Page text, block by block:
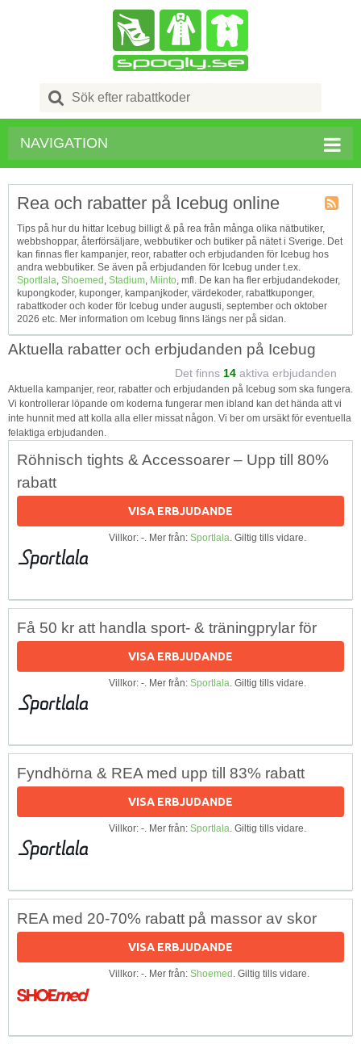
Search
for:
NAVIGATION
Tagg
RSS
Rea och rabatter på Icebug online
Tips på hur du hittar Icebug billigt & på rea från många olika nätbutiker,
webbshoppar, återförsäljare, webbutiker och butiker på nätet i Sverige. Det
kan finnas fler kampanjer, reor, rabatter och erbjudanden för Icebug hos
andra webbutiker. Se även på erbjudanden för Icebug under t.ex.
Sportlala, Shoemed , Stadium, Miinto, mfl. De kan ha fler erbjudandekoder,
kupongkoder, kuponger, kampanjkoder, värdekoder, rabattkuponger,
rabattkoder och koder för Icebug under augusti, september och oktober
2026 etc. Mer information om Icebug finns längs ner på sidan.
Aktuella rabatter och erbjudanden på Icebug
Det finns 14 aktiva erbjudanden
Aktuella kampanjer, reor, rabatter och erbjudanden på Icebug som ska fungera.
Vi kontrollerar löpande om koderna fungerar men ibland kan det hända att vi
inte hunnit med att kolla alla eller missat någon. Vi ber om ursäkt för eventuella
felaktiga erbjudanden.
Röhnisch tights & Accessoarer – Upp till 80%
rabatt
VISA ERBJUDANDE
Villkor: -. Mer från: Sportlala. Giltig tills vidare.
Få 50 kr att handla sport- & träningprylar för
VISA ERBJUDANDE
Villkor: -. Mer från: Sportlala. Giltig tills vidare.
Fyndhörna & REA med upp till 83% rabatt
VISA ERBJUDANDE
Villkor: -. Mer från: Sportlala. Giltig tills vidare.
REA med 20-70% rabatt på massor av skor
VISA ERBJUDANDE
Villkor: -. Mer från: Shoemed. Giltig tills vidare.